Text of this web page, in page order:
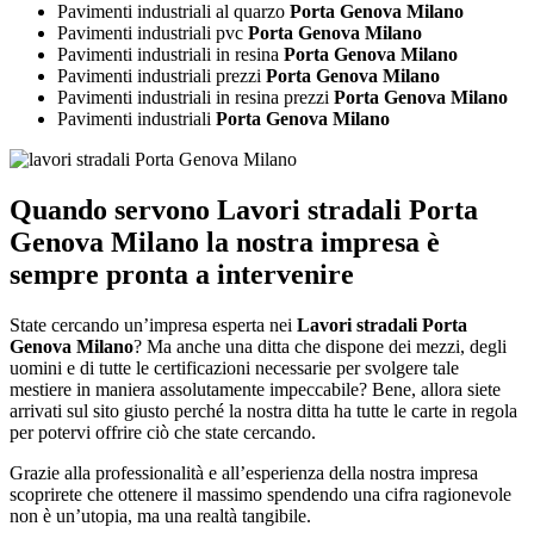
Pavimenti industriali al quarzo Porta Genova Milano
Pavimenti industriali pvc Porta Genova Milano
Pavimenti industriali in resina Porta Genova Milano
Pavimenti industriali prezzi Porta Genova Milano
Pavimenti industriali in resina prezzi Porta Genova Milano
Pavimenti industriali Porta Genova Milano
Quando servono Lavori stradali Porta
Genova Milano la nostra impresa è
sempre pronta a intervenire
State cercando un’impresa esperta nei Lavori stradali Porta
Genova Milano? Ma anche una ditta che dispone dei mezzi, degli
uomini e di tutte le certificazioni necessarie per svolgere tale
mestiere in maniera assolutamente impeccabile? Bene, allora siete
arrivati sul sito giusto perché la nostra ditta ha tutte le carte in regola
per potervi offrire ciò che state cercando.
Grazie alla professionalità e all’esperienza della nostra impresa
scoprirete che ottenere il massimo spendendo una cifra ragionevole
non è un’utopia, ma una realtà tangibile.